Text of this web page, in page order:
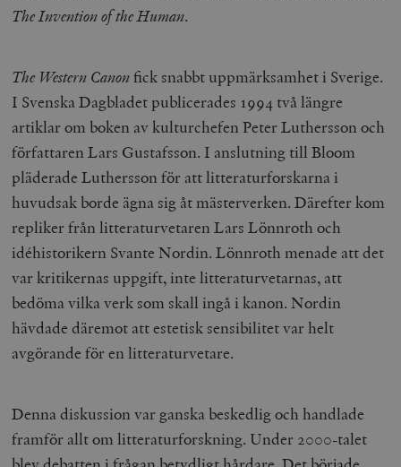
The Invention of the Human.
The Western Canonfick snabbt uppmärksamhet i Sverige.
I Svenska Dagbladet publicerades 1994 två längre
artiklar om boken av kulturchefen Peter Luthersson och
författaren Lars Gustafsson. I anslutning till Bloom
pläderade Luthersson för att litteraturforskarna i
huvudsak borde ägna sig åt mästerverken. Därefter kom
repliker från litteraturvetaren Lars Lönnroth och
idéhistorikern Svante Nordin. Lönnroth menade att det
var kritikernas uppgift, inte litteraturvetarnas, att
bedöma vilka verk som skall ingå i kanon. Nordin
hävdade däremot att estetisk sensibilitet var helt
avgörande för en litteraturvetare.
Denna diskussion var ganska beskedlig och handlade
framför allt om litteraturforskning. Under 2000-talet